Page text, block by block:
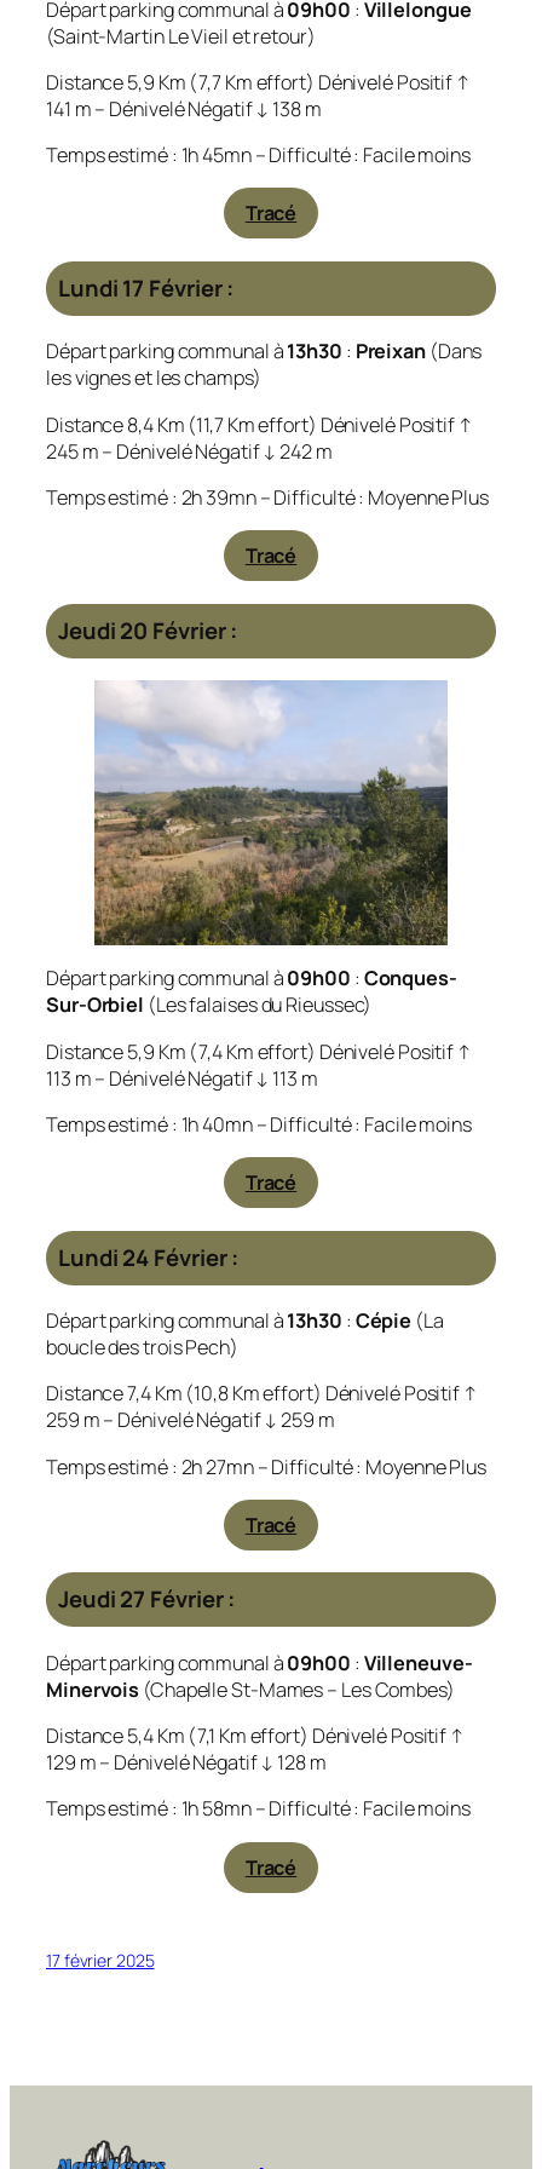
Départ parking communal à09h00 : Villelongue
(Saint-Martin Le Vieil et retour)
Distance 5,9 Km (7,7 Km effort) Dénivelé Positif ↑
141 m – Dénivelé Négatif ↓ 138 m
Temps estimé : 1h 45mn – Difficulté : Facile moins
Tracé
Lundi 17 Février :
Départ parking communal à13h30 : Preixan(Dans
les vignes et les champs)
Distance 8,4 Km (11,7 Km effort) Dénivelé Positif ↑
245 m – Dénivelé Négatif ↓ 242 m
Temps estimé : 2h 39mn – Difficulté : Moyenne Plus
Tracé
Jeudi 20 Février :
Départ parking communal à09h00 : Conques-
Sur-Orbiel (Les falaises du Rieussec)
Distance 5,9 Km (7,4 Km effort) Dénivelé Positif ↑
113 m – Dénivelé Négatif ↓ 113 m
Temps estimé : 1h 40mn – Difficulté : Facile moins
Tracé
Lundi 24 Février :
Départ parking communal à13h30 : Cépie (La
boucle des trois Pech)
Distance 7,4 Km (10,8 Km effort) Dénivelé Positif ↑
259 m – Dénivelé Négatif ↓ 259 m
Temps estimé : 2h 27mn – Difficulté : Moyenne Plus
Tracé
Jeudi 27 Février :
Départ parking communal à09h00 : Villeneuve-
Minervois (Chapelle St-Mames – Les Combes)
Distance 5,4 Km (7,1 Km effort) Dénivelé Positif ↑
129 m – Dénivelé Négatif ↓ 128 m
Temps estimé : 1h 58mn – Difficulté : Facile moins
Tracé
17 février 2025